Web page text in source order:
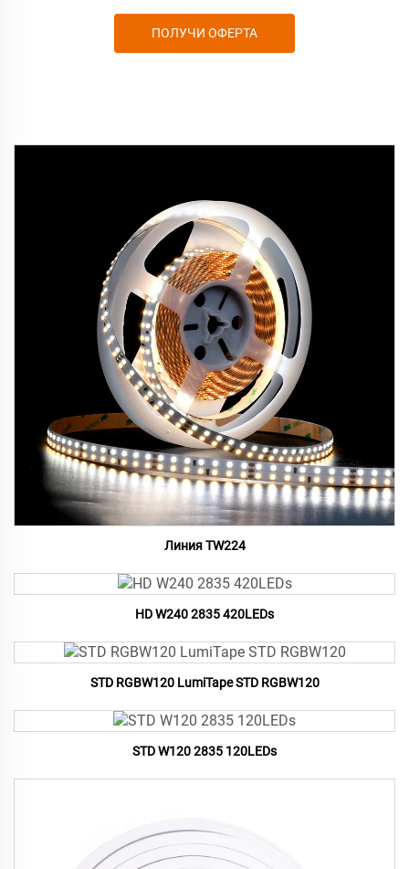
ПОЛУЧИ ОФЕРТА
Линия TW224
HD W240 2835 420LEDs
STD RGBW120 LumiTape STD RGBW120
STD W120 2835 120LEDs